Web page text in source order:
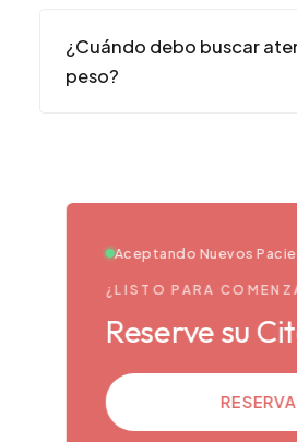
¿Cuándo debo buscar
peso?
Aceptando Nuevos
¿LISTO PARA
Reserve su Cita
RESERVAR